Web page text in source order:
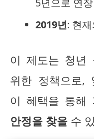
5년으로 연장
2019년: 현
이 제도는 청년
위한 정책으로,
이 혜택을 통해
안정을 찾을 수